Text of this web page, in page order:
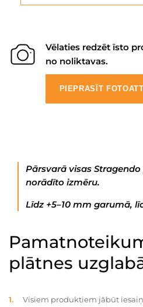
Vēlaties redzēt īsto
no noliktavas.
PIEPRASĪT
Pārsvarā visas
norādīto izmēru.
Līdz +5–10 mm garumā,
plātnes
Visiem produktiem jābūt